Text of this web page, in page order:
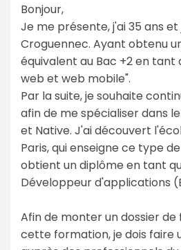
Bonjour,
Je me présente, j'ai 35 ans
Croguennec. Ayant obtenu
équivalent au Bac +2 en tant
web et web mobile".
Par la suite, je souhaite
afin de me spécialiser dans
et Native. J'ai découvert
Paris, qui enseigne ce type
obtient un diplôme en tant
Développeur d'applications
Afin de monter un dossier
cette formation, je dois faire